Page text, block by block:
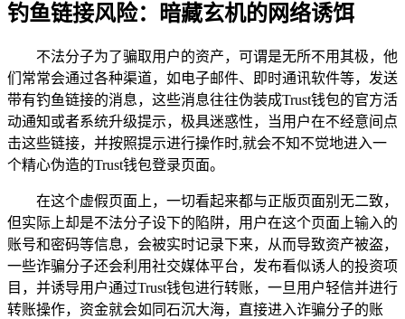
钓鱼链接风险：暗藏玄机的网络诱饵
不法分子为了骗取用户的资产，可谓是无所不用其极，他
们常常会通过各种渠道，如电子邮件、即时通讯软件等，发送
带有钓鱼链接的消息，这些消息往往伪装成Trust钱包的官方活
动通知或者系统升级提示，极具迷惑性，当用户在不经意间点
击这些链接，并按照提示进行操作时,就会不知不觉地进入一
个精心伪造的Trust钱包登录页面。
在这个虚假页面上，一切看起来都与正版页面别无二致，
但实际上却是不法分子设下的陷阱，用户在这个页面上输入的
账号和密码等信息，会被实时记录下来，从而导致资产被盗，
一些诈骗分子还会利用社交媒体平台，发布看似诱人的投资项
目，并诱导用户通过Trust钱包进行转账，一旦用户轻信并进行
转账操作，资金就会如同石沉大海，直接进入诈骗分子的账